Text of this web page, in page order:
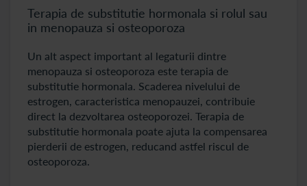
Terapia de substitutie hormonala si rolul sau
in menopauza si osteoporoza
Un alt aspect important al legaturii dintre
menopauza si osteoporoza este terapia de
substitutie hormonala. Scaderea nivelului de
estrogen, caracteristica menopauzei, contribuie
direct la dezvoltarea osteoporozei. Terapia de
substitutie hormonala poate ajuta la compensarea
pierderii de estrogen, reducand astfel riscul de
osteoporoza.